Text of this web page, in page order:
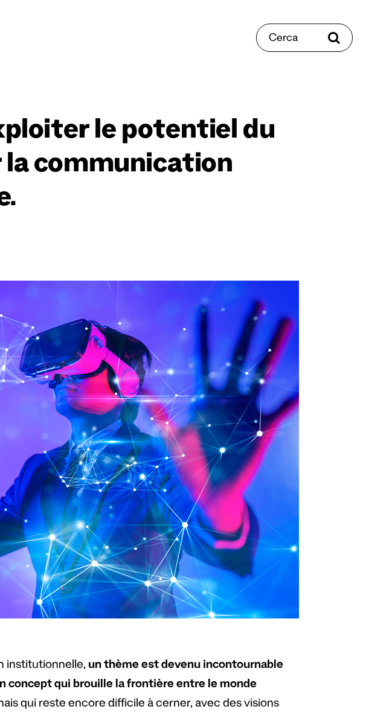
Cerca
le potentiel du
communication
institutionnelle, un thème est devenu incontournable
concept qui brouille la frontière entre le monde
qui reste encore difficile à cerner, avec des visions